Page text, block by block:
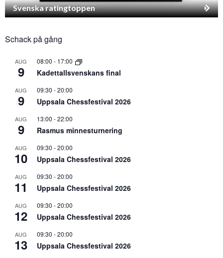
Svenska ratingtoppen
Schack på gång
AUG
9
08:00 - 17:00
Kadettallsvenskans final
AUG
9
09:30 -20:00
Uppsala Chessfestival 2026
AUG
9
13:00 -22:00
Rasmus minnesturnering
AUG
10
09:30 -20:00
Uppsala Chessfestival 2026
AUG
11
09:30 -20:00
Uppsala Chessfestival 2026
AUG
12
09:30 -20:00
Uppsala Chessfestival 2026
AUG
13
09:30 -20:00
Uppsala Chessfestival 2026